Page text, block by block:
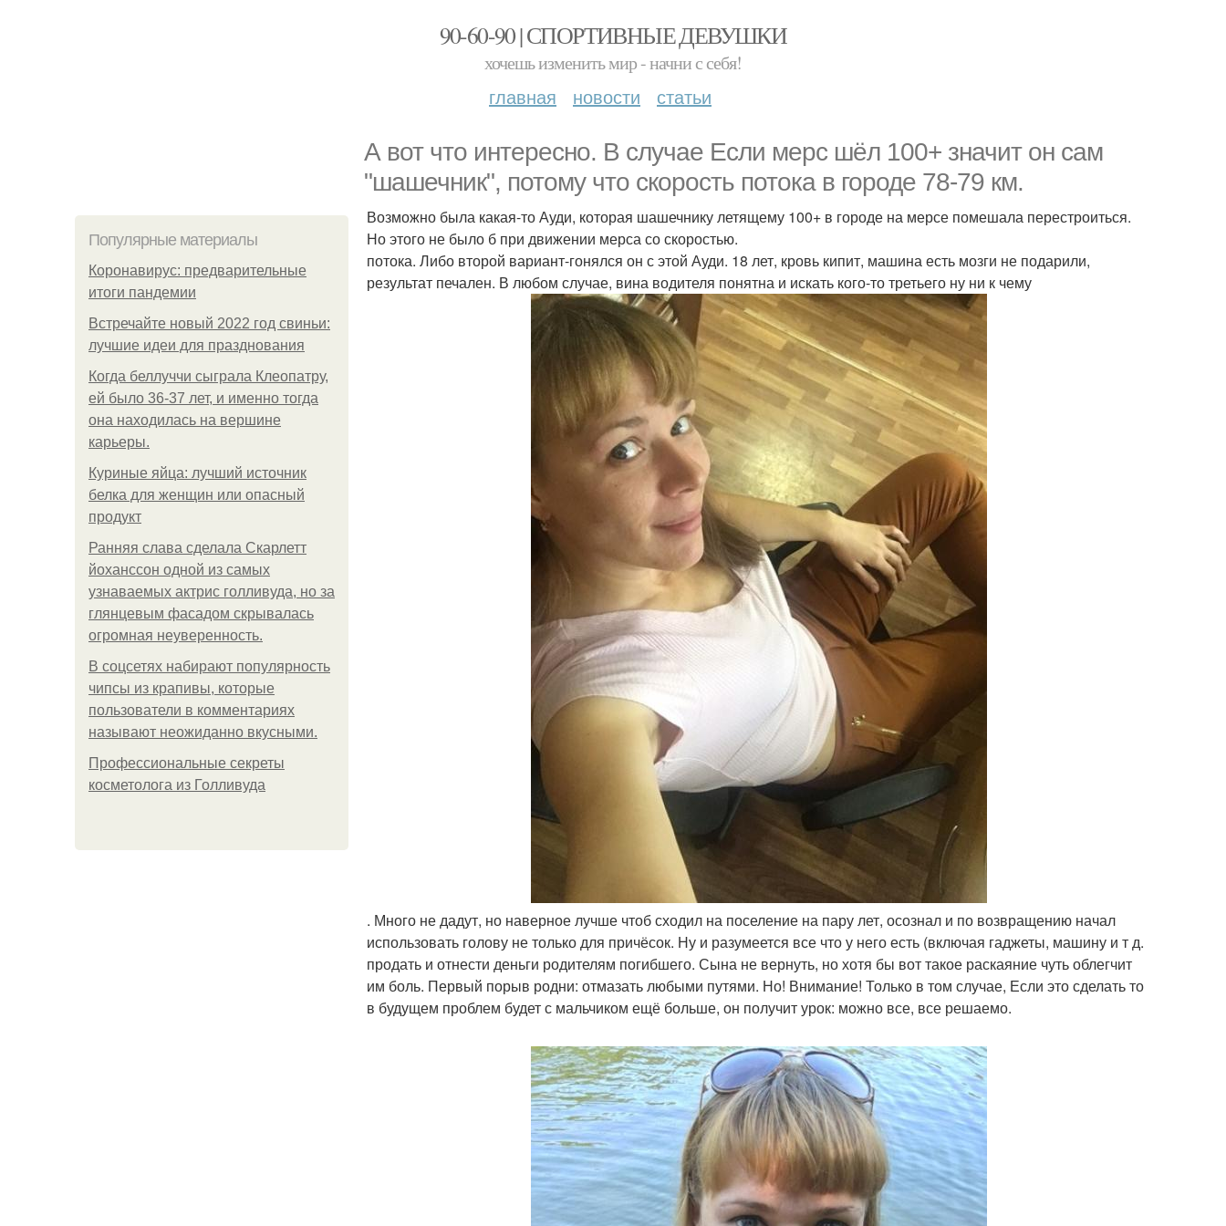
90-60-90 | СПОРТИВНЫЕ ДЕВУШКИ
хочешь изменить мир - начни с себя!
главная новости статьи
А вот что интересно. В случае Если мерс шёл 100+ значит он сам
"шашечник", потому что скорость потока в городе 78-79 км.
Популярные материалы
Коронавирус: предварительные
итоги пандемии
Встречайте новый 2022 год свиньи:
лучшие идеи для празднования
Когда беллуччи сыграла Клеопатру,
ей было 36-37 лет, и именно тогда
она находилась на вершине
карьеры.
Куриные яйца: лучший источник
белка для женщин или опасный
продукт
Ранняя слава сделала Скарлетт
йоханссон одной из самых
узнаваемых актрис голливуда, но за
глянцевым фасадом скрывалась
огромная неуверенность.
В соцсетях набирают популярность
чипсы из крапивы, которые
пользователи в комментариях
называют неожиданно вкусными.
Профессиональные секреты
косметолога из Голливуда
Возможно была какая-то Ауди, которая шашечнику летящему 100+ в городе на мерсе помешала перестроиться.
Но этого не было б при движении мерса со скоростью.
потока. Либо второй вариант-гонялся он с этой Ауди. 18 лет, кровь кипит, машина есть мозги не подарили,
результат печален. В любом случае, вина водителя понятна и искать кого-то третьего ну ни к чему
. Много не дадут, но наверное лучше чтоб сходил на поселение на пару лет, осознал и по возвращению начал
использовать голову не только для причёсок. Ну и разумеется все что у него есть (включая гаджеты, машину и т д.
продать и отнести деньги родителям погибшего. Сына не вернуть, но хотя бы вот такое раскаяние чуть облегчит
им боль. Первый порыв родни: отмазать любыми путями. Но! Внимание! Только в том случае, Если это сделать то
в будущем проблем будет с мальчиком ещё больше, он получит урок: можно все, все решаемо.